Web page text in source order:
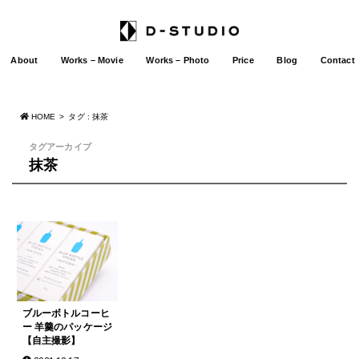
About Works – Movie Works – Photo Price Blog Contact
HOME タグ : 抹茶
タグアーカイブ
抹茶
ブルーボトルコーヒ
ー 羊羹のパッケージ
【自主撮影】